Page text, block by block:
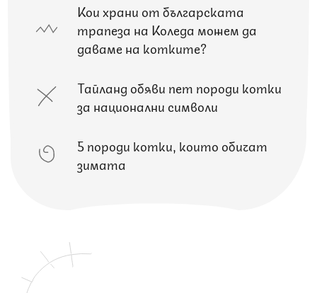
Кои храни от българската
трапеза на Коледа можем да
даваме на котките?
Тайланд обяви пет породи котки
за национални символи
5 породи котки, които обичат
зимата